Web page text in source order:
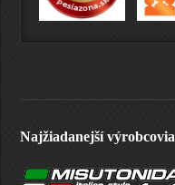
Najžiadanejší výrobcovia